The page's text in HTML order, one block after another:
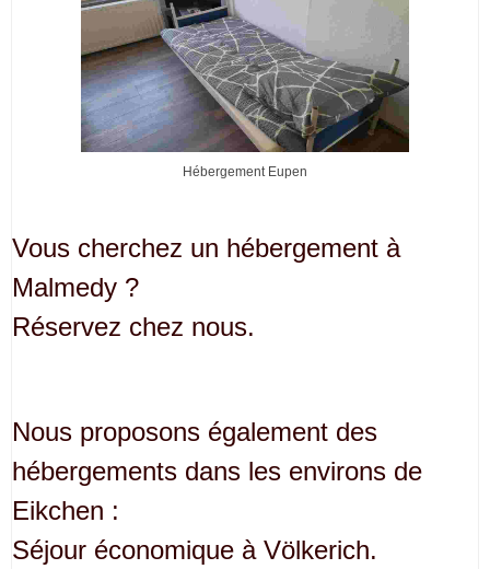
Hébergement Eupen
Vous cherchez un hébergement à
Malmedy ?
Réservez chez nous.
Nous proposons également des
hébergements dans les environs de
Eikchen :
Séjour économique à Völkerich.